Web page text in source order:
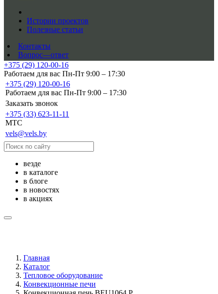
Истории проектов
Полезные статьи
Контакты
Вопрос—ответ
+375 (29) 120-00-16
Работаем для вас Пн-Пт 9:00 – 17:30
+375 (29) 120-00-16
Работаем для вас Пн-Пт 9:00 – 17:30
Заказать звонок
+375 (33) 623-11-11
MTC
vels@vels.by
везде
в каталоге
в блоге
в новостях
в акциях
Главная
Каталог
Тепловое оборудование
Конвекционные печи